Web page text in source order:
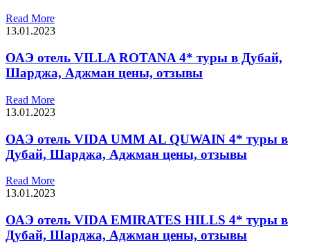
Read More
13.01.2023
ОАЭ отель VILLA ROTANA 4* туры в Дубай,
Шарджа, Аджман цены, отзывы
Read More
13.01.2023
ОАЭ отель VIDA UMM AL QUWAIN 4* туры в
Дубай, Шарджа, Аджман цены, отзывы
Read More
13.01.2023
ОАЭ отель VIDA EMIRATES HILLS 4* туры в
Дубай, Шарджа, Аджман цены, отзывы